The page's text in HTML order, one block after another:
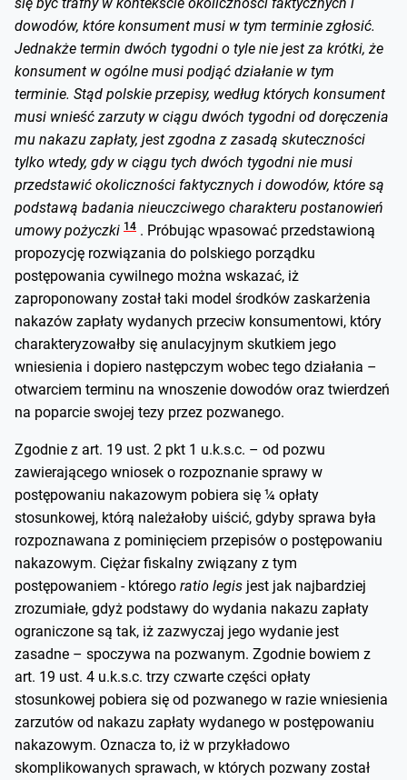
dowodów, które konsument musi w tym terminie zgłosić.
Jednakże termin dwóch tygodni o tyle nie jest za krótki, że
konsument w ogólne musi podjąć działanie w tym
terminie. Stąd polskie przepisy, według których konsument
musi wnieść zarzuty w ciągu dwóch tygodni od doręczenia
mu nakazu zapłaty, jest zgodna z zasadą skuteczności
tylko wtedy, gdy w ciągu tych dwóch tygodni nie musi
przedstawić okoliczności faktycznych i dowodów, które są
podstawą badania nieuczciwego charakteru postanowień
umowy pożyczki 14 . Próbując wpasować przedstawioną
propozycję rozwiązania do polskiego porządku
postępowania cywilnego można wskazać, iż
zaproponowany został taki model środków zaskarżenia
nakazów zapłaty wydanych przeciw konsumentowi, który
charakteryzowałby się anulacyjnym skutkiem jego
wniesienia i dopiero następczym wobec tego działania –
otwarciem terminu na wnoszenie dowodów oraz twierdzeń
na poparcie swojej tezy przez pozwanego.
Zgodnie z art. 19 ust. 2 pkt 1 u.k.s.c. – od pozwu
zawierającego wniosek o rozpoznanie sprawy w
postępowaniu nakazowym pobiera się ¼ opłaty
stosunkowej, którą należałoby uiścić, gdyby sprawa była
rozpoznawana z pominięciem przepisów o postępowaniu
nakazowym. Ciężar fiskalny związany z tym
postępowaniem - którego ratio legis jest jak najbardziej
zrozumiałe, gdyż podstawy do wydania nakazu zapłaty
ograniczone są tak, iż zazwyczaj jego wydanie jest
zasadne – spoczywa na pozwanym. Zgodnie bowiem z
art. 19 ust. 4 u.k.s.c. trzy czwarte części opłaty
stosunkowej pobiera się od pozwanego w razie wniesienia
zarzutów od nakazu zapłaty wydanego w postępowaniu
nakazowym. Oznacza to, iż w przykładowo
skomplikowanych sprawach, w których pozwany został